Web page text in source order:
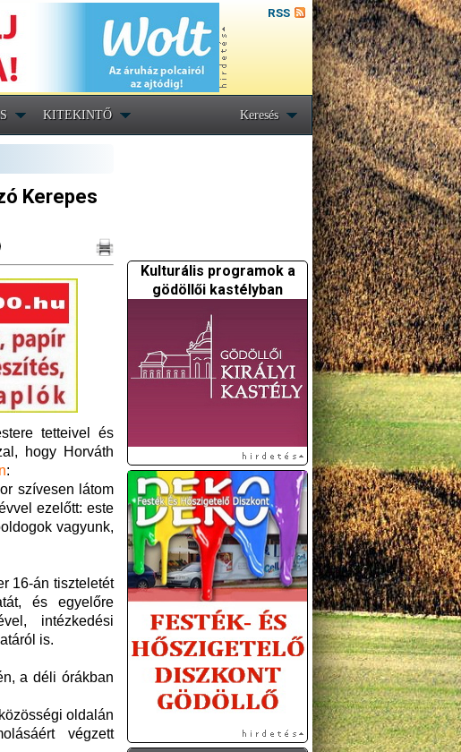
RSS
KITEKINTŐ Keresés
Kerepes
tetteivel és
hogy Horváth
:
szívesen látom
ezelőtt: este
vagyunk,
16-án tiszteletét
és egyelőre
intézkedési
is.
a déli órákban
oldalán
végzett
Kulturális programok a
gödöllői kastélyban